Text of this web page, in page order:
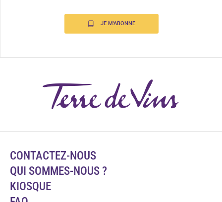
JE M'ABONNE
CONTACTEZ-NOUS
QUI SOMMES-NOUS ?
KIOSQUE